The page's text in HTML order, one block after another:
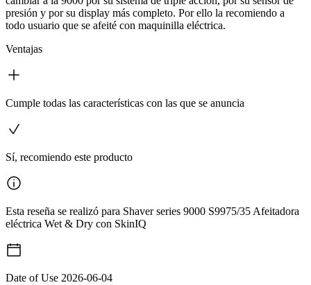
presión y por su display más completo. Por ello la recomiendo a
todo usuario que se afeité con maquinilla eléctrica.
Ventajas
Cumple todas las características con las que se anuncia
Sí, recomiendo este producto
Esta reseña se realizó para Shaver series 9000 S9975/35 Afeitadora
eléctrica Wet & Dry con SkinIQ
Date of Use 2026-06-04